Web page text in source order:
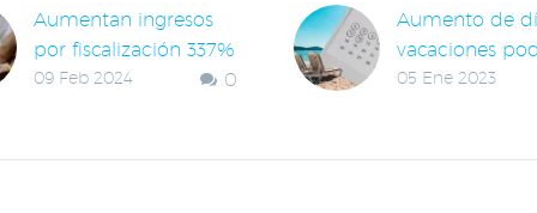
Aumentan ingresos
por fiscalización 337%
En la administración 0
09 Feb 2024
Aumento de
vacaciones
disminuir la
05 Ene 2023